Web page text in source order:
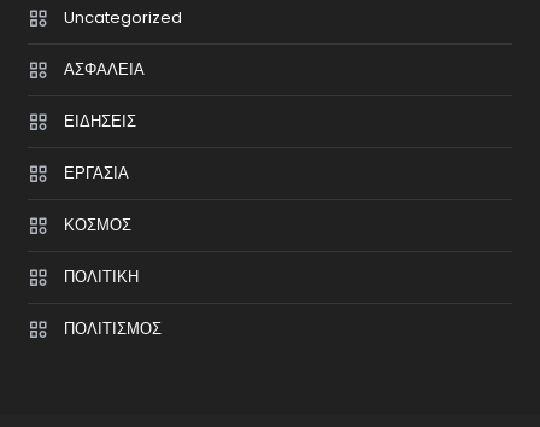
Uncategorized
ΑΣΦΑΛΕΙΑ
ΕΙΔΗΣΕΙΣ
ΕΡΓΑΣΙΑ
ΚΟΣΜΟΣ
ΠΟΛΙΤΙΚΗ
ΠΟΛΙΤΙΣΜΟΣ